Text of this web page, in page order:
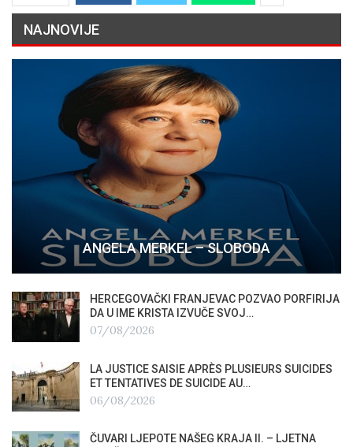
NAJNOVIJE
ANGELA MERKEL – SLOBODA
HERCEGOVAČKI FRANJEVAC POZVAO PORFIRIJA
DA U IME KRISTA IZVUČE SVOJ…
07/08/2026
LA JUSTICE SAISIE APRÈS PLUSIEURS SUICIDES
ET TENTATIVES DE SUICIDE AU…
06/08/2026
ČUVARI LJEPOTE NAŠEG KRAJA II. – LJETNA